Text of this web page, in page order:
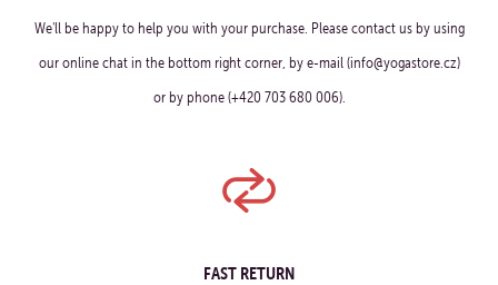
We'll be happy to help you with your purchase. Please contact us by using
our online chat in the bottom right corner, by e-mail (info@yogastore.cz)
or by phone (+420 703 680 006).
FAST RETURN